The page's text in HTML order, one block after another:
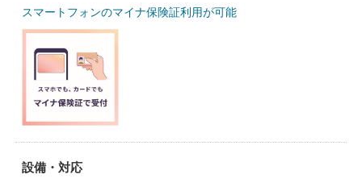
スマートフォンのマイナ保険証利用が可能
設備・対応